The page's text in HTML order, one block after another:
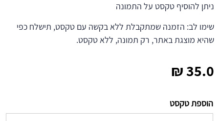
35.0
₪
הוספת טקסט
ניתן להוסיף טקסט על התמונה
שימו לב: הזמנה שמתקבלת ללא בקשה עם טקסט, תישלח כפי
שהיא מוצגת באתר, רק תמונה, ללא טקסט.